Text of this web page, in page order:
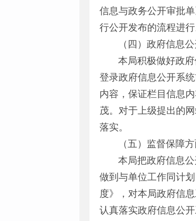
信息与政务公开审批
行公开发布的流程进行
（四）政府信息
本局积极做好政
登录政府信息公开系
内容，保证栏目信息
茂。对于上级提出的
落实。
（五）监督保障
本局把政府信息
做到与单位工作同计
度》，对本局政府信
认真落实政府信息公